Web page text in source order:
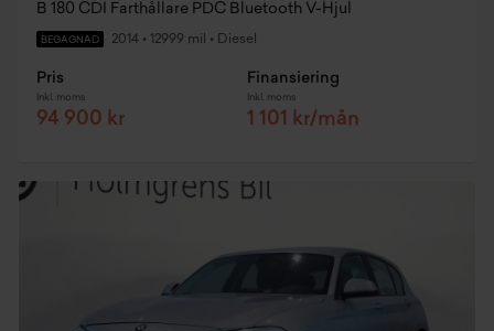
B 180 CDI Farthållare PDC Bluetooth V-Hjul
BEGAGNAD 2014 • 12999 mil • Diesel
Pris
Inkl. moms
94 900 kr
Finansiering
Inkl. moms
1 101 kr/mån